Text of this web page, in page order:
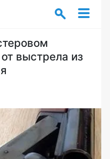
выстрела из